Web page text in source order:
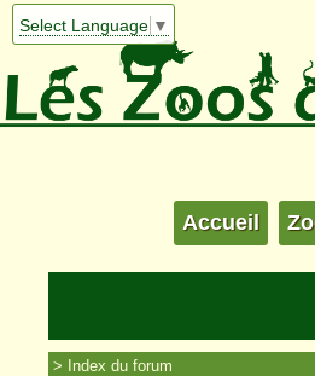
Select Language ▼
Accueil
Index du forum